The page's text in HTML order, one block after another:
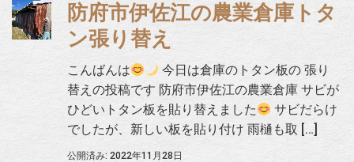
防府市伊佐江の農業倉庫トタ
ン張り替え
こんばんは
今日は倉庫のトタン板の 張り
替えの投稿です 防府市伊佐江の農業倉庫 サビが
ひどいトタン板を貼り替えました
サビだらけ
でしたが、新しい板を貼り付け 雨樋も取 […]
公開済み: 2022年11月28日